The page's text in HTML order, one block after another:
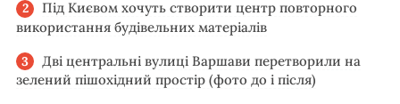
Під Києвом хочуть створити центр повторного
використання будівельних матеріалів
Дві центральні вулиці Варшави перетворили на
зелений пішохідний простір (фото до і після)